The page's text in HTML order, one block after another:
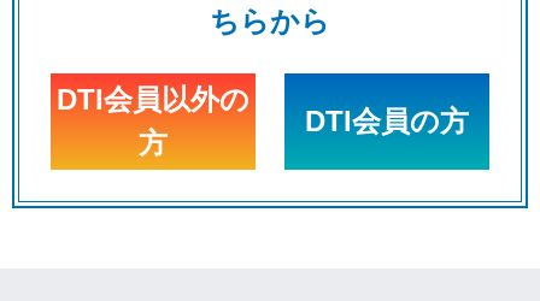
ちらから
DTI会員以外の
方
DTI会員の方